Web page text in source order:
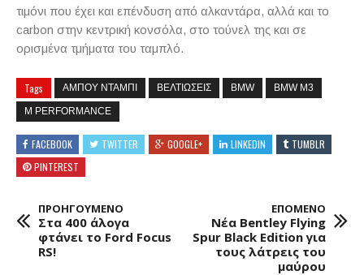
τιμόνι που έχει και επένδυση από αλκαντάρα, αλλά και το
carbon στην κεντρική κονσόλα, στο τούνελ της και σε
ορισμένα τμήματα του ταμπλό.
Tags ΑΜΠΟΥ ΝΤΑΜΠΙ ΒΕΛΤΙΩΣΕΙΣ BMW BMW M3
M PERFORMANCE
FACEBOOK TWITTER GOOGLE+ LINKEDIN
TUMBLR
PINTEREST
ΠΡΟΗΓΟΥΜΕΝΟ
Στα 400 άλογα
φτάνει το Ford Focus
RS!
ΕΠΟΜΕΝΟ
Νέα Bentley Flying
Spur Black Edition για
τους λάτρεις του
μαύρου